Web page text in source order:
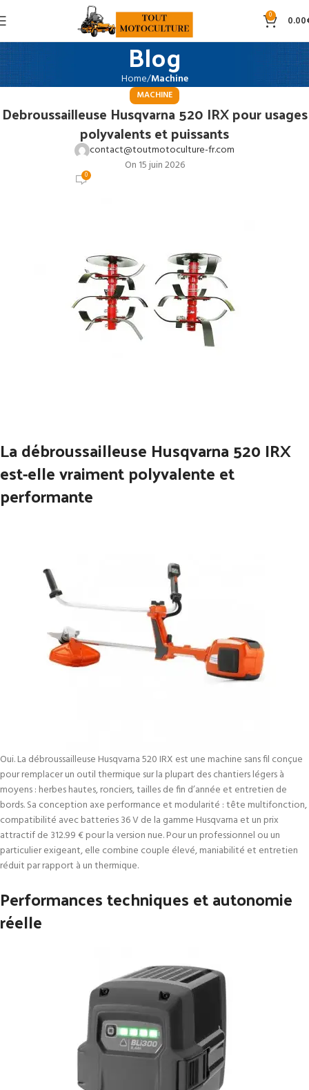
0 0.00
Blog
Home Machine
MACHINE
Debroussailleuse Husqvarna 520 IRX pour usages
polyvalents et puissants
contact@toutmotoculture-fr.com
On 15 juin 2026
0
La débroussailleuse Husqvarna 520 IRX
est-elle vraiment polyvalente et
performante
Oui. La débroussailleuse Husqvarna 520 IRX est une machine sans fil conçue
pour remplacer un outil thermique sur la plupart des chantiers légers à
moyens : herbes hautes, ronciers, tailles de fin d’année et entretien de
bords. Sa conception axe performance et modularité : tête multifonction,
compatibilité avec batteries 36 V de la gamme Husqvarna et un prix
attractif de 312.99 € pour la version nue. Pour un professionnel ou un
particulier exigeant, elle combine couple élevé, maniabilité et entretien
réduit par rapport à un thermique.
Performances techniques et autonomie
réelle